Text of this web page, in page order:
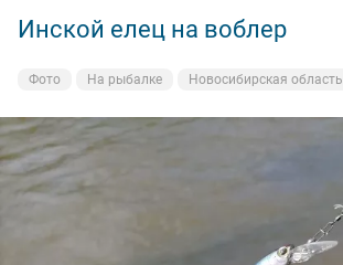
Инской елец на воблер
Фото На рыбалке Новосибирская область